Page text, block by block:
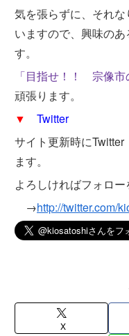
気を張らずに、それな
いますので、興味の
す。
「目指せ！！ 宗像市
頑張ります。
▼
Twitter
サイト更新時に
ます。
よろしければフォロー
→http://twitter.com/
X